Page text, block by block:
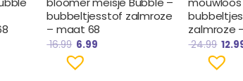
bubbeltjesstof zalmroze
– maat 68
16.99 6.99
zalmroze
24.99